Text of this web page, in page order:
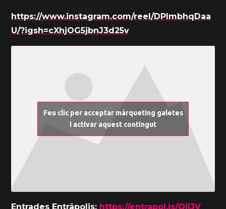
https://www.instagram.com/reel/DPlmbhqDaa
U/?igsh=cXhjOG5jbnJ3d25v
Feu clic per acceptar màrqueting galetes
i activar aquest contingut
Entrades Entrāpolis: https://entrapol.is/QllJV